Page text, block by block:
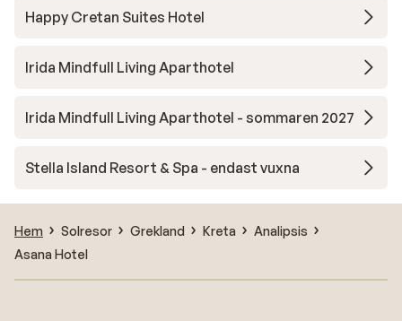
Happy Cretan Suites Hotel
Irida Mindfull Living Aparthotel
Irida Mindfull Living Aparthotel - sommaren 2027
Stella Island Resort & Spa - endast vuxna
Hem Solresor Grekland Kreta
Analipsis
Asana Hotel